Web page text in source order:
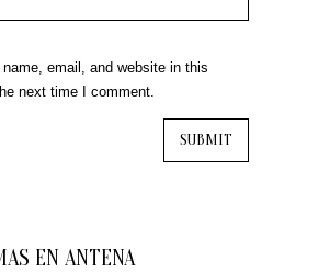
email, and website in this
next time I comment.
EN ANTENA